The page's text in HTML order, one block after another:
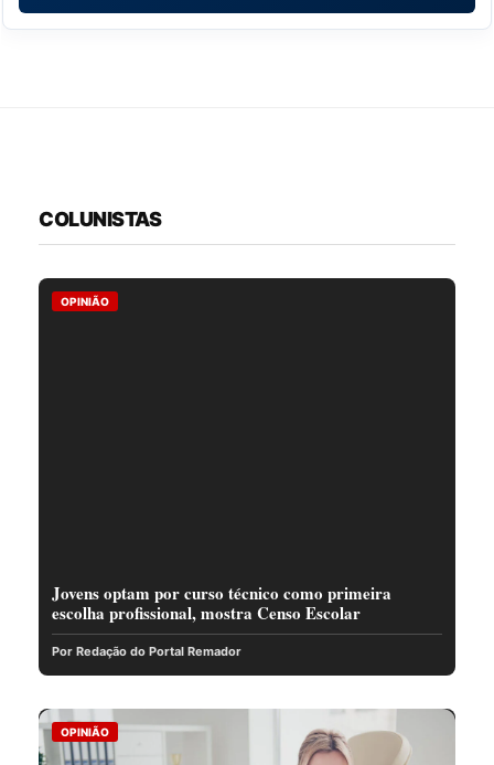
COLUNISTAS
OPINIÃO
Jovens optam por curso técnico como primeira
escolha profissional, mostra Censo Escolar
Por Redação do Portal Remador
OPINIÃO